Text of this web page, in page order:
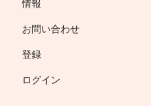
情報
お問い合わせ
登録
ログイン